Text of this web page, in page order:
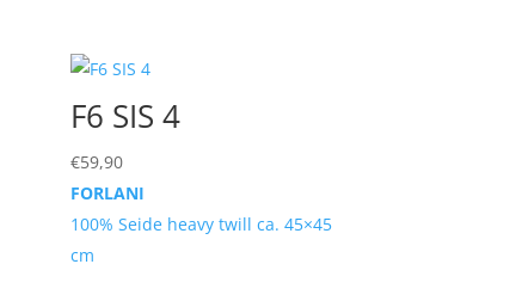
F6 SIS 4
€59,90
FORLANI
100% Seide heavy twill ca. 45×45
cm